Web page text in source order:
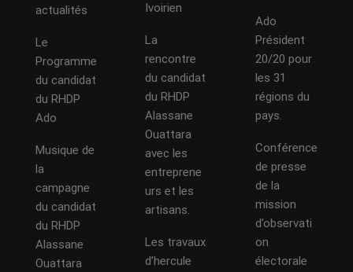
actualités
Le
Programme
du candidat
du RHDP
Ado
Musique de
la
campagne
du candidat
du RHDP
Alassane
Ouattara
Ivoirien
La
rencontre
du candidat
du RHDP
Alassane
Ouattara
avec les
entreprene
urs et les
artisans.
Les travaux
d’hercule
Ado
Président
20/20 pour
les 31
régions du
pays.
Conférence
de presse
de la
mission
d’observati
on
électorale